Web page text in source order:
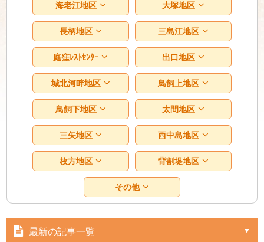
海老江地区 大塚地区
長柄地区 三島江地区
庭窪ﾚｽﾄｾﾝﾀｰ 出口地区
城北河畔地区 鳥飼上地区
鳥飼下地区 太間地区
三矢地区 西中島地区
枚方地区 背割堤地区
その他
最新の記事一覧